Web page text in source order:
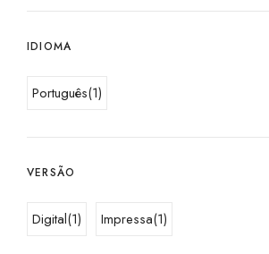
IDIOMA
Português(1)
VERSÃO
Digital(1) Impressa(1)